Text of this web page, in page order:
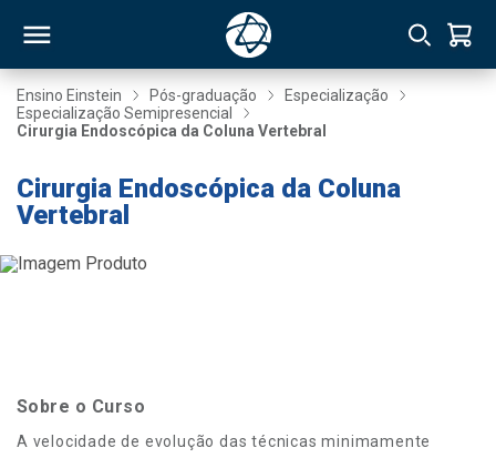
Ensino Einstein Pós-graduação
Especialização
Especialização Semipresencial
Cirurgia Endoscópica da Coluna Vertebral
Cirurgia Endoscópica da Coluna
Vertebral
Sobre o Curso
A velocidade de evolução das técnicas minimamente